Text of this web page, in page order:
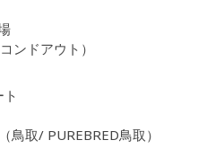
ドアウト）
取/ PUREBRED鳥取）